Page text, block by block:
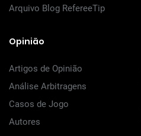
Arquivo Blog RefereeTip
Opinião
Artigos de Opinião
Análise Arbitragens
Casos de Jogo
Autores